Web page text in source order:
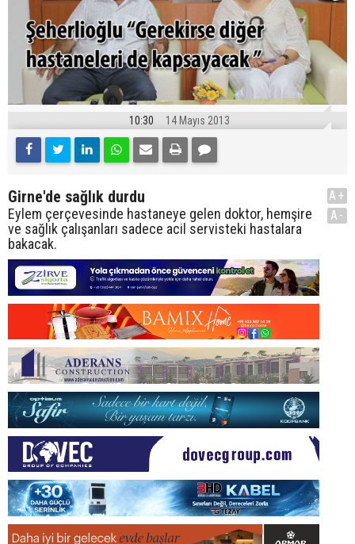
10:30 14 Mayıs 2013
Girne'de sağlık durdu
Eylem çerçevesinde hastaneye gelen doktor, hemşire
ve sağlık çalışanları sadece acil servisteki hastalara
bakacak.
A+
A-